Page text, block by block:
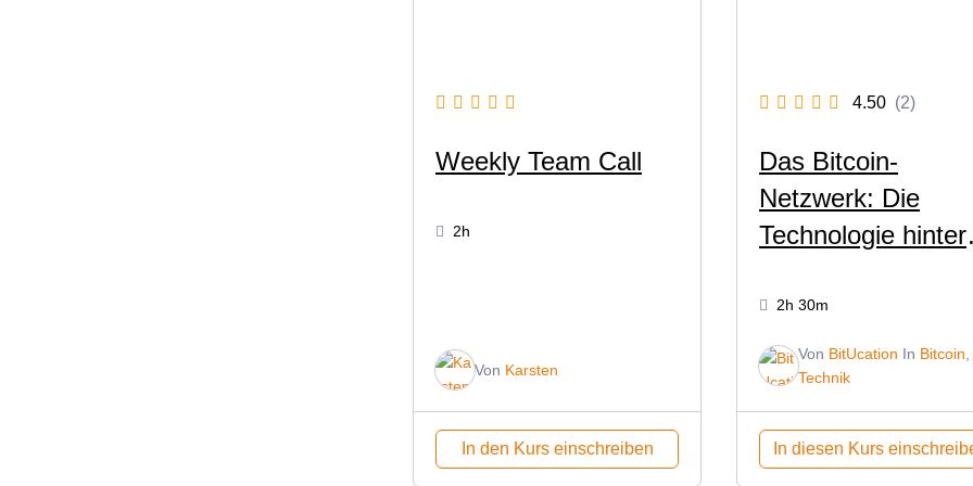
Weekly Team Call
2h
Von Karsten
In den Kurs einschreiben
4.50 (2)
Das Bitcoin-
Netzwerk: Die
Technologie hinter
Revolution
2h 30m
Von BitUcation In Bitcoin
Technik
In diesen Kurs